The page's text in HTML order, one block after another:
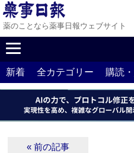
薬のことなら薬事日報ウェブサイト
新着 全カテゴリー 購読
« 前の記事